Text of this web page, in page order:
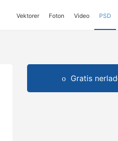
Vektorer Foton Video PSD
Gratis